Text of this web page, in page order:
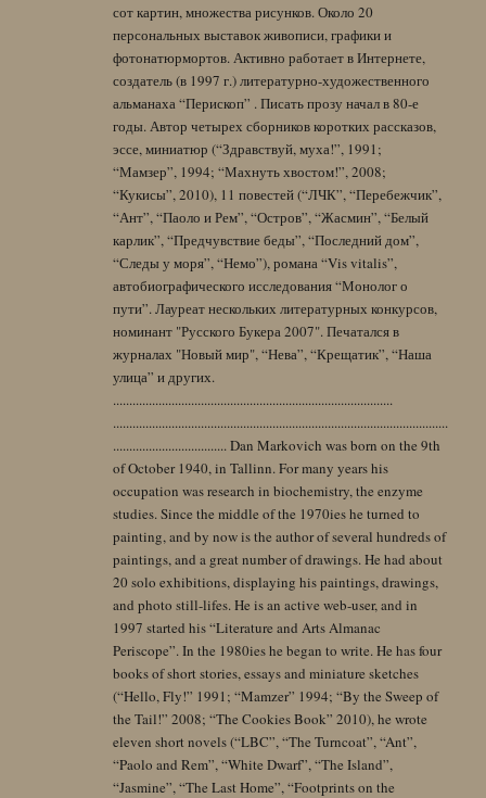
сот картин, множества рисунков. Около 20
персональных выставок живописи, графики и
фотонатюрмортов. Активно работает в Интернете,
создатель (в 1997 г.) литературно-художественного
альманаха “Перископ” . Писать прозу начал в 80-е
годы. Автор четырех сборников коротких рассказов,
эссе, миниатюр (“Здравствуй, муха!”, 1991;
“Мамзер”, 1994; “Махнуть хвостом!”, 2008;
“Кукисы”, 2010), 11 повестей (“ЛЧК”, “Перебежчик”,
“Ант”, “Паоло и Рем”, “Остров”, “Жасмин”, “Белый
карлик”, “Предчувствие беды”, “Последний дом”,
“Следы у моря”, “Немо”), романа “Vis vitalis”,
автобиографического исследования “Монолог о
пути”. Лауреат нескольких литературных конкурсов,
номинант "Русского Букера 2007". Печатался в
журналах "Новый мир", “Нева”, “Крещатик”, “Наша
улица” и других.
......................................................................................
.......................................................................................................
................................... Dan Markovich was born on the 9th
of October 1940, in Tallinn. For many years his
occupation was research in biochemistry, the enzyme
studies. Since the middle of the 1970ies he turned to
painting, and by now is the author of several hundreds of
paintings, and a great number of drawings. He had about
20 solo exhibitions, displaying his paintings, drawings,
and photo still-lifes. He is an active web-user, and in
1997 started his “Literature and Arts Almanac
Periscope”. In the 1980ies he began to write. He has four
books of short stories, essays and miniature sketches
(“Hello, Fly!” 1991; “Mamzer” 1994; “By the Sweep of
the Tail!” 2008; “The Cookies Book” 2010), he wrote
eleven short novels (“LBC”, “The Turncoat”, “Ant”,
“Paolo and Rem”, “White Dwarf”, “The Island”,
“Jasmine”, “The Last Home”, “Footprints on the